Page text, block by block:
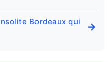
Bordeaux qui
→